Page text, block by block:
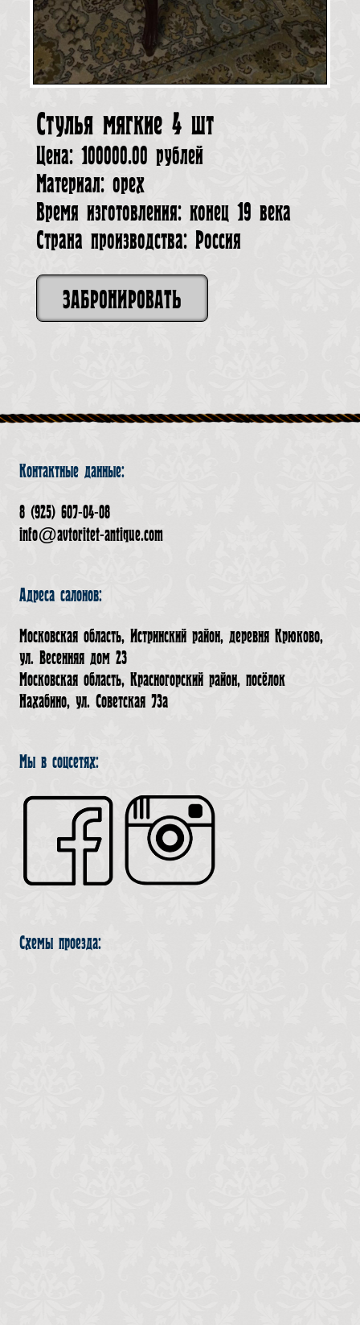
Стулья мягкие 4 шт
Цена: 100000.00 рублей
Материал: орех
Время изготовления: конец 19 века
Страна производства: Россия
ЗАБРОНИРОВАТЬ
Контактные данные:
8 (925) 607-04-08
info@avtoritet-antique.com
Адреса салонов:
Московская область, Истринский район, деревня Крюково,
ул. Весенняя дом 23
Московская область, Красногорский район, посёлок
Нахабино, ул. Советская 73а
Мы в соцсетях:
Схемы проезда: